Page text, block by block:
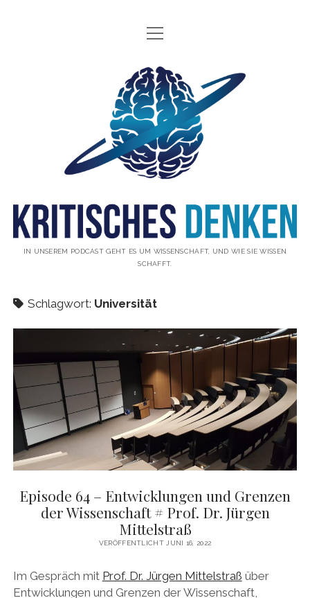
INFO
ÜBER UNS
WAS IST KRITISCHES DENKEN?
GÄSTE
THEMEN
UNTERSTÜTZUNG
KONTAKT
DAS BUCH ZUM PODCAST
facebook
linkedinyoutube
email mastodon
patreonspotify
Menü
öffnen
Kritisches
Podcast
IN UNSEREM PODCAST GEHT ES UM WISSENSCHAFT, UND WIE SIE WISSEN
SCHAFFT.
Schlagwort: Universität
Episode 64 – Entwicklungen und Grenzen
der Wissenschaft # Prof. Dr. Jürgen
Mittelstraß
VERÖFFENTLICHT JUNI 16, 2022
Im Gespräch mit Prof. Dr. Jürgen Mittelstraß über
Entwicklungen und Grenzen der Wissenschaft,